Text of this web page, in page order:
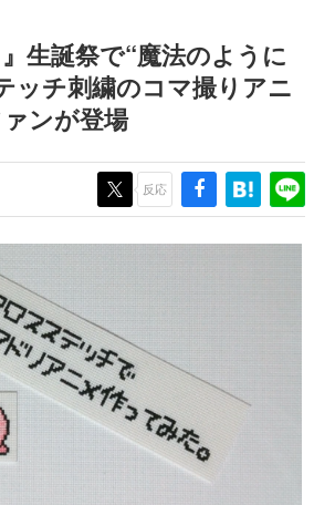
リエイターの方々に製作時のエピソードをお
解いてはいけない。『赫本』は、〈試験問題〉
編ホラー小説集です。
デジタルゲーム市場を担う若きクリエイター達
、彼らのルーツと情熱を探っていきます。
代の作家たち
大な影響を受けた作家さんに取材し、ゲームが
テンツ産業やカルチャーに与えた影響を探る企
イルゲーム産業史
イルゲーム史における主要なトピック・タイト
るほか、開発者へのインタビューや識者による
。約20年の歴史が一望できる決定版！
たり〜ゲームクリエイターの青春〜
』『ペンと箸』等で知られるマンガ家・田中圭
るゲーム業界レポートマンガです。
ム、型式番号などを配置
生誕祭で“魔法のように
ッチ刺繍のコマ撮りアニ
ンが登場
反応